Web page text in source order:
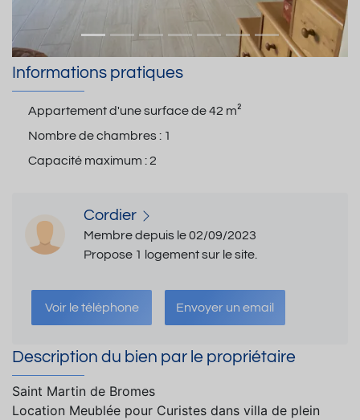
Informations pratiques
Appartement d'une surface de42 m²
Nombre de chambres : 1
Capacité maximum :2
Cordier
Membre depuis le 02/09/2023
Propose 1 logement sur le site.
Voir le téléphone Envoyer un email
Description du bien par le propriétaire
Saint Martin de Bromes
Location Meublée pour Curistes dans villa de plein